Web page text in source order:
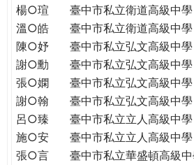
楊○瑄
臺中市私立衛道高級中學
溫○皓
臺中市私立衛道高級中學
陳○妤
臺中市私立弘文高級中學
謝○勳
臺中市私立弘文高級中學
張○嫻
臺中市私立弘文高級中學
謝○翰
臺中市私立弘文高級中學
呂○臻
臺中市私立立人高級中學
施○安
臺中市私立立人高級中學
張○言
臺中市私立華盛頓高級